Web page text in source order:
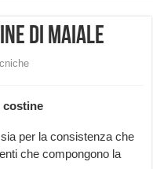
di Maiale
sia per la consistenza che
che compongono la